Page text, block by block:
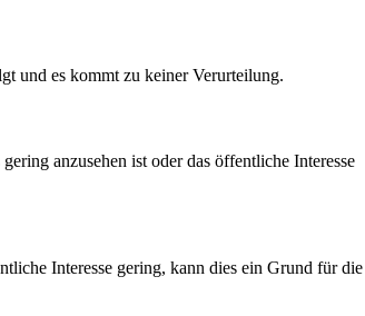
und es kommt zu keiner Verurteilung.
anzusehen ist oder das öffentliche Interesse
Interesse gering, kann dies ein Grund für die